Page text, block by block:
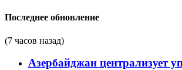
Последнее обновление
(7 часов назад)
Азербайджан централизует